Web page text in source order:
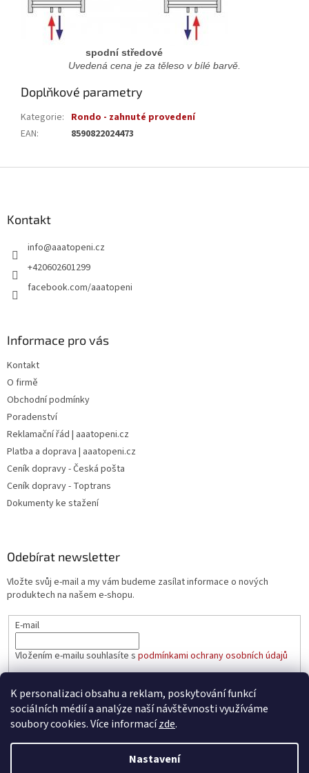
K personalizaci obsahu a reklam, poskytování funkcí
sociálních médií a analýze naší návštěvnosti využíváme
soubory cookies. Více informacízde.
Nastavení
spodní středové
Uvedená cena je za těleso v bílé barvě.
Doplňkové parametry
Kategorie: Rondo - zahnuté provedení
EAN: 8590822024473
Kontakt
info@aaatopeni.cz
+420602601299
facebook.com/aaatopeni
Informace pro vás
Kontakt
O firmě
Obchodní podmínky
Poradenství
Reklamační řád | aaatopeni.cz
Platba a doprava | aaatopeni.cz
Ceník dopravy - Česká pošta
Ceník dopravy - Toptrans
Dokumenty ke stažení
Odebírat newsletter
Vložte svůj e-mail a my vám budeme zasílat informace o nových
produktech na našem e-shopu.
E-mail
Vložením e-mailu souhlasíte s podmínkami ochrany osobních údajů
PŘIHLÁSIT SE